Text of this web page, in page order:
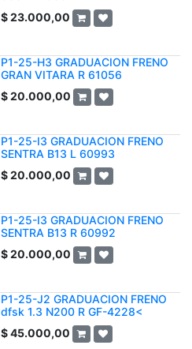
$23.000,00
P1-25-H3 GRADUACION FRENO
GRAN VITARA R 61056
$20.000,00
P1-25-I3 GRADUACION FRENO
SENTRA B13 L 60993
$20.000,00
P1-25-I3 GRADUACION FRENO
SENTRA B13 R 60992
$20.000,00
P1-25-J2 GRADUACION FRENO
dfsk 1.3 N200 R GF-4228<
$45.000,00